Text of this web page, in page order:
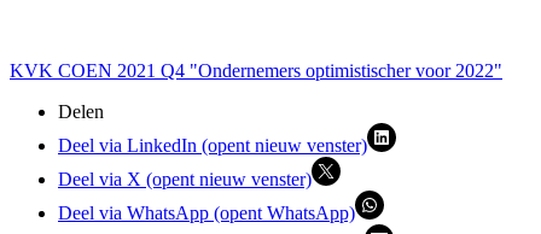
KVK COEN 2021 Q4 "Ondernemers optimistischer voor 2022"
Delen
Deel via LinkedIn (opent nieuw venster)
Deel via X (opent nieuw venster)
Deel via WhatsApp (opent WhatsApp)